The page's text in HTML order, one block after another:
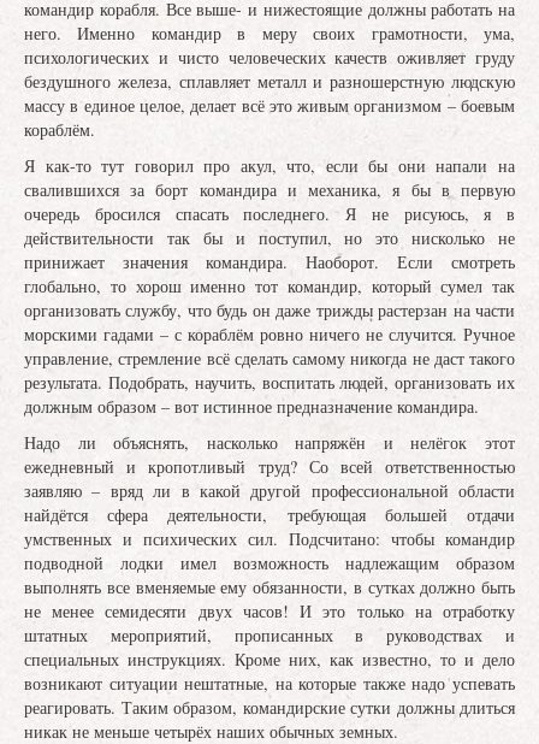
командир корабля. Все выше- и нижестоящие должны работать на
него. Именно командир в меру своих грамотности, ума,
психологических и чисто человеческих качеств оживляет груду
бездушного железа, сплавляет металл и разношерстную людскую
массу в единое целое, делает всё это живым организмом – боевым
кораблём.
Я как-то тут говорил про акул, что, если бы они напали на
свалившихся за борт командира и механика, я бы в первую
очередь бросился спасать последнего. Я не рисуюсь, я в
действительности так бы и поступил, но это нисколько не
принижает значения командира. Наоборот. Если смотреть
глобально, то хорош именно тот командир, который сумел так
организовать службу, что будь он даже трижды растерзан на части
морскими гадами – с кораблём ровно ничего не случится. Ручное
управление, стремление всё сделать самому никогда не даст такого
результата. Подобрать, научить, воспитать людей, организовать их
должным образом – вот истинное предназначение командира.
Надо ли объяснять, насколько напряжён и нелёгок этот
ежедневный и кропотливый труд? Со всей ответственностью
заявляю – вряд ли в какой другой профессиональной области
найдётся сфера деятельности, требующая большей отдачи
умственных и психических сил. Подсчитано: чтобы командир
подводной лодки имел возможность надлежащим образом
выполнять все вменяемые ему обязанности, в сутках должно быть
не менее семидесяти двух часов! И это только на отработку
штатных мероприятий, прописанных в руководствах и
специальных инструкциях. Кроме них, как известно, то и дело
возникают ситуации нештатные, на которые также надо успевать
реагировать. Таким образом, командирские сутки должны длиться
никак не меньше четырёх наших обычных земных.